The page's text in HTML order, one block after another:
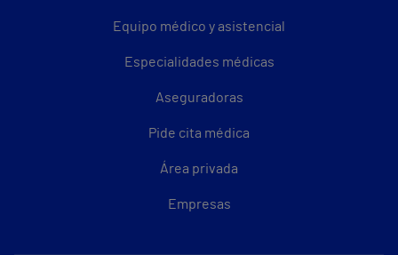
Equipo médico y asistencial
Especialidades médicas
Aseguradoras
Pide cita médica
Área privada
Empresas